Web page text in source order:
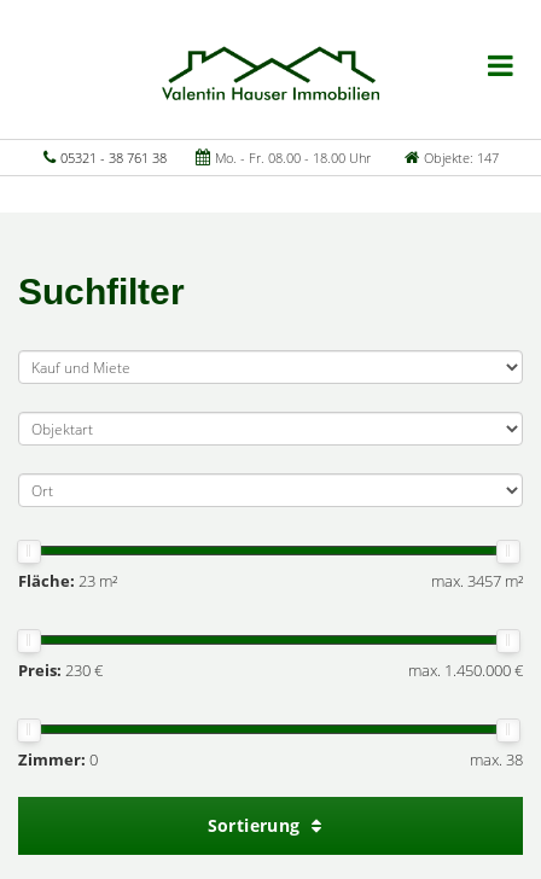
05321 - 38 761 38 Mo. - Fr. 08.00 - 18.00 Uhr Objekte: 147
Suchfilter
Fläche: 23 m² max. 3457 m²
Preis: 230 € max. 1.450.000 €
Zimmer: 0 max. 38
Sortierung